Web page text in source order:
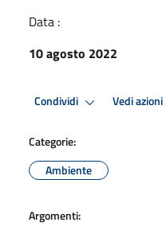
Data :
10 agosto 2022
Condividi Vedi azioni
Categorie:
Ambiente
Argomenti: